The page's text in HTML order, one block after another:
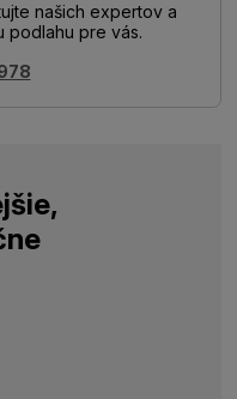
našich expertov a
podlahu pre vás.